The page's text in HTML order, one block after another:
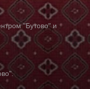
"Бутово" и